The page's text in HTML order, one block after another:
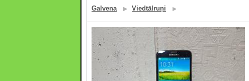
Galvena Viedtālruņi